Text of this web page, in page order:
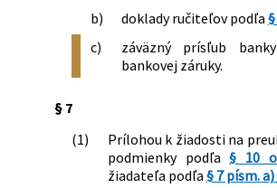
b)
doklady ručiteľov podľa
c)
záväzný prísľub
bankovej záruky.
§ 7
(1)
Prílohou k žiadosti na
podmienky podľa§ 10
žiadateľa podľa § 7 písm.